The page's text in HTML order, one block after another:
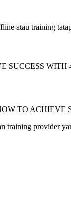
atau training
SUCCESS WITH
TO ACHIEVE
training provider